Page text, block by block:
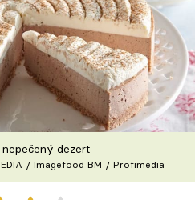
dezert
/ Imagefood BM / Profimedia